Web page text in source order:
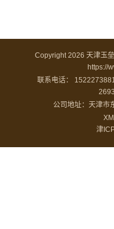
Copyright 2026 天津玉
https://
联系电话：
公司地址：天津市
津